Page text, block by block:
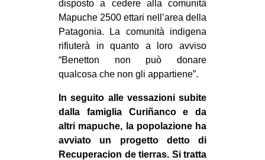
disposto a cedere alla comunità
Mapuche 2500 ettari nell’area della
Patagonia. La comunità indigena
rifiuterà in quanto a loro avviso
“Benetton non può donare
qualcosa che non gli appartiene”.
In seguito alle vessazioni subite
dalla famiglia Curiñanco e da
altri mapuche, la popolazione ha
avviato un progetto detto di
Recuperacion de tierras. Si tratta